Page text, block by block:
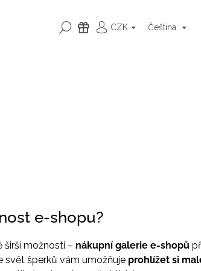
HLEDAT
DÁRKY
PŘIHLÁŠENÍ
CZK Čeština
e-shopu?
možnosti – nákupní galerie e-shopů
svět šperků vám umožňuje prohlížet si